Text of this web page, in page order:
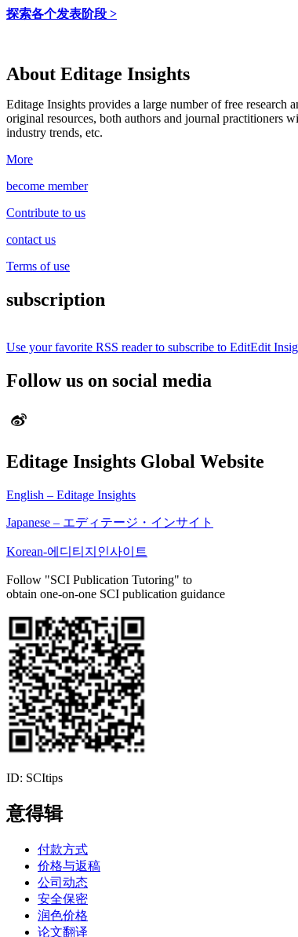
探索各个发表阶段 >
About Editage Insights
Editage Insights provides a large number of free research
original resources, both authors and journal practitioners
industry trends, etc.
More
become member
Contribute to us
contact us
Terms of use
subscription
Use your favorite RSS reader to subscribe to EditEdit
Follow us on social media
Editage Insights Global Website
English – Editage Insights
Japanese – エディテージ・インサイト
Korean-에디티지인사이트
Follow "SCI Publication Tutoring" to
obtain one-on-one SCI publication guidance
ID: SCItips
意得辑
付款方式
价格与返稿
公司动态
安全保密
润色价格
论文翻译